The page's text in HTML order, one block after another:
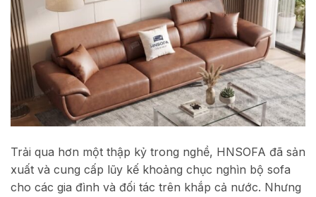
Trải qua hơn một thập kỷ trong nghề, HNSOFA đã sản
xuất và cung cấp lũy kế khoảng chục nghìn bộ sofa
cho các gia đình và đối tác trên khắp cả nước. Nhưng